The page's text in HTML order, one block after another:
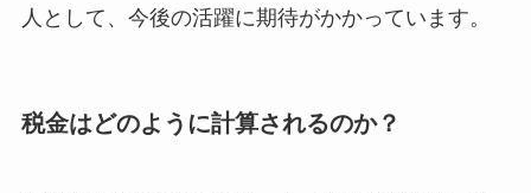
人として、今後の活躍に期待がかかっています。
税金はどのように計算されるのか？